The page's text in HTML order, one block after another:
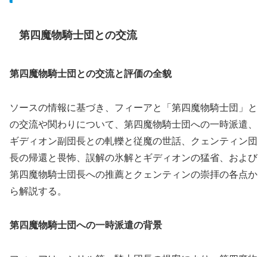
第四魔物騎士団との交流
第四魔物騎士団との交流と評価の全貌
ソースの情報に基づき、フィーアと「第四魔物騎士団」と
の交流や関わりについて、第四魔物騎士団への一時派遣、
ギディオン副団長との軋轢と従魔の世話、クェンティン団
長の帰還と畏怖、誤解の氷解とギディオンの猛省、および
第四魔物騎士団長への推薦とクェンティンの崇拝の各点か
ら解説する。
第四魔物騎士団への一時派遣の背景